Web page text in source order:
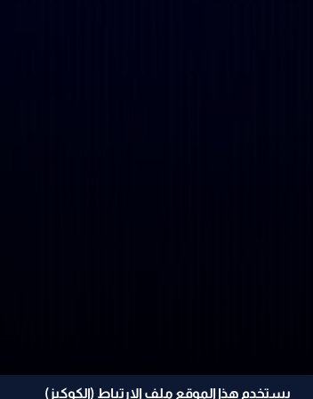
يستخدم هذا الموقع ملف الإرتباط (الكوكيز)